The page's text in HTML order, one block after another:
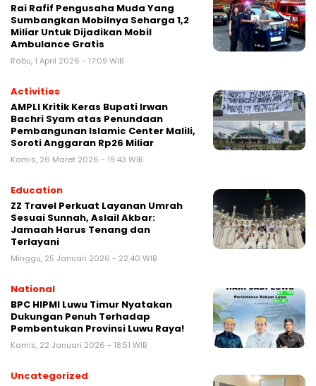
Rai Rafif Pengusaha Muda Yang
Sumbangkan Mobilnya Seharga 1,2
Miliar Untuk Dijadikan Mobil
Ambulance Gratis
Rabu, 1 April 2026 - 17:09 WIB
Activities
AMPLI Kritik Keras Bupati Irwan
Bachri Syam atas Penundaan
Pembangunan Islamic Center Malili,
Soroti Anggaran Rp26 Miliar
Kamis, 26 Maret 2026 - 19:43 WIB
Education
ZZ Travel Perkuat Layanan Umrah
Sesuai Sunnah, Aslail Akbar:
Jamaah Harus Tenang dan
Terlayani
Minggu, 25 Januari 2026 - 22:40 WIB
National
BPC HIPMI Luwu Timur Nyatakan
Dukungan Penuh Terhadap
Pembentukan Provinsi Luwu Raya!
Kamis, 22 Januari 2026 - 18:51 WIB
Uncategorized